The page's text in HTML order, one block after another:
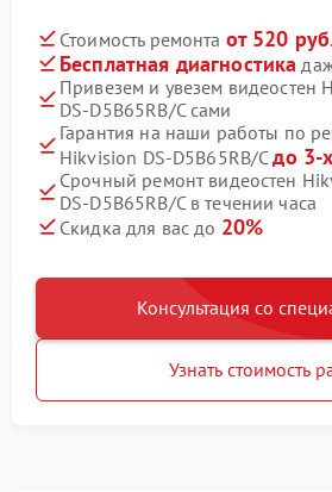
Стоимость ремонта от 520
Бесплатная диагностика
Привезем и увезем видеостен
DS‑D5B65RB/C сами
Гарантия на наши работы по
Hikvision DS‑D5B65RB/Cдо 3-
Срочный ремонт видеостен
DS‑D5B65RB/C в течении часа
Скидка для вас до 20%
Консультация со
Узнать стоимость